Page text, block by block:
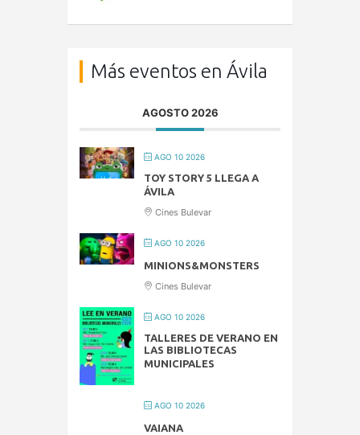
Más eventos en Ávila
AGOSTO 2026
AGO 10 2026
TOY STORY 5 LLEGA A
ÁVILA
Cines Bulevar
AGO 10 2026
MINIONS&MONSTERS
Cines Bulevar
AGO 10 2026
TALLERES DE VERANO EN
LAS BIBLIOTECAS
MUNICIPALES
AGO 10 2026
VAIANA